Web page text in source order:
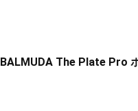
BALMUDA The Plate Pro